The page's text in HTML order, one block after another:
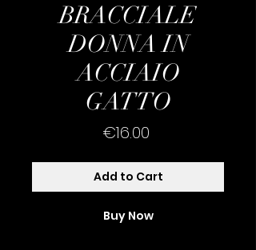
BRACCIALE
DONNA IN
ACCIAIO
GATTO
€16.00Price
Add to Cart
Buy Now